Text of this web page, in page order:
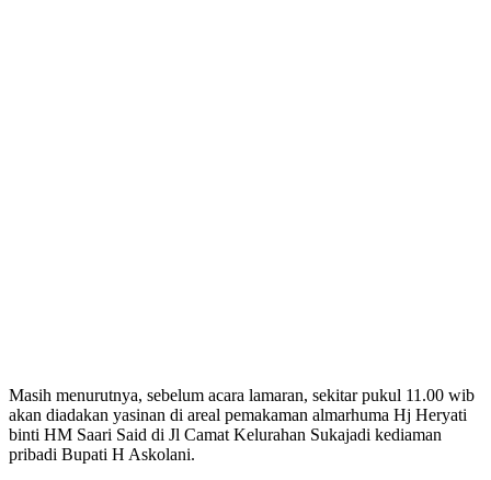
Masih menurutnya, sebelum acara lamaran, sekitar pukul 11.00 wib
akan diadakan yasinan di areal pemakaman almarhuma Hj Heryati
binti HM Saari Said di Jl Camat Kelurahan Sukajadi kediaman
pribadi Bupati H Askolani.